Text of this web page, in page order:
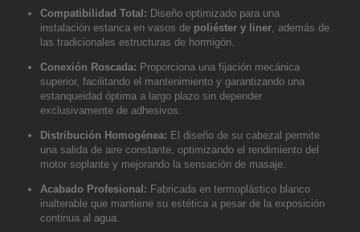
Compatibilidad Total: Diseño optimizado para una
instalación estanca en vasos de poliéster y liner, además de
las tradicionales estructuras de hormigón.
Conexión Roscada: Proporciona una fijación mecánica
superior, facilitando el mantenimiento y garantizando una
estanqueidad óptima a largo plazo sin depender
exclusivamente de adhesivos.
Distribución Homogénea: El diseño de su cabezal permite
una salida de aire constante, optimizando el rendimiento del
motor soplante y mejorando la sensación de masaje.
Acabado Profesional: Fabricada en termoplástico blanco
inalterable que mantiene su estética a pesar de la exposición
continua al agua.